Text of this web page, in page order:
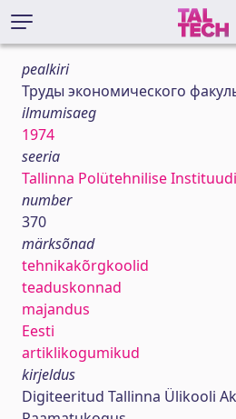
pealkiri
Труды экономического
ilmumisaeg
1974
seeria
Tallinna Polütehnilise
number
370
märksõnad
tehnikakõrgkoolid
teaduskonnad
majandus
Eesti
artiklikogumikud
kirjeldus
Digiteeritud Tallinna Ülikooli